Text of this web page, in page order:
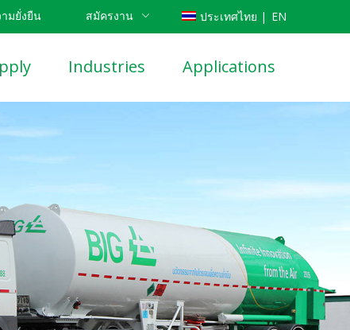
มยั่งยืน สมัครงาน ประเทศไทย | EN
Industries Applications